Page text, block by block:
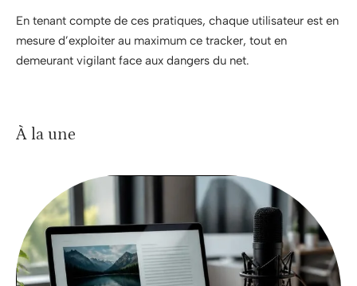
En tenant compte de ces pratiques, chaque utilisateur est en
mesure d’exploiter au maximum ce tracker, tout en
demeurant vigilant face aux dangers du net.
À la une